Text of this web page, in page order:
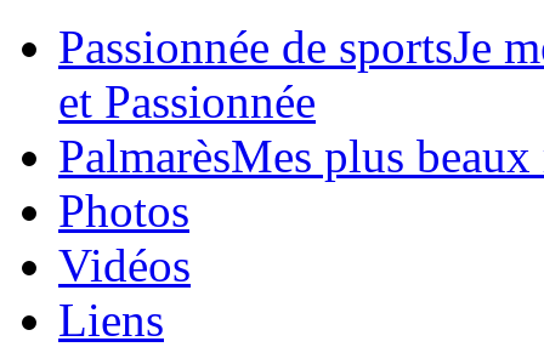
Passionnée de sportsJe
et Passionnée
PalmarèsMes plus beaux
Photos
Vidéos
Liens